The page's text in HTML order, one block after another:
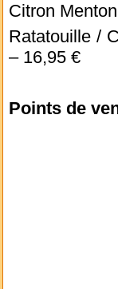
Citron
Ratatouille /
– 16,95 €
Points de